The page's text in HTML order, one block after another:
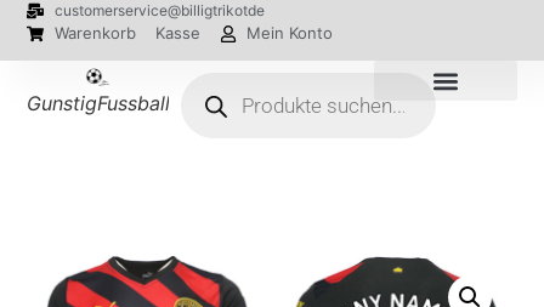
customerservice@billigtrikotde
Warenkorb Kasse Mein Konto
GunstigFussballTrikot